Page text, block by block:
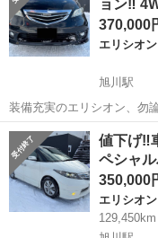
ョン‼️
370,000
エリシオン
旭川駅
装備充実のエリシオン、勿
装備も色々オススメの一
22日 ナビ、TV、バックカ
ドレスタイヤ...
北海道 旭川市 旭川駅
値下げ‼️
ペシャ
350,000
エリシオン
129,450km